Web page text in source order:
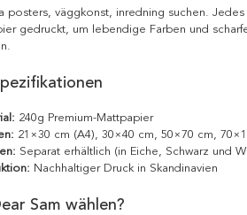
posters, väggkonst, inredning suchen.
gedruckt, um lebendige Farben und
240g Premium-Mattpapier
21×30 cm (A4), 30×40 cm, 50×70 cm,
Separat erhältlich (in Eiche, Schwarz und
Nachhaltiger Druck in Skandinavien
Sam wählen?